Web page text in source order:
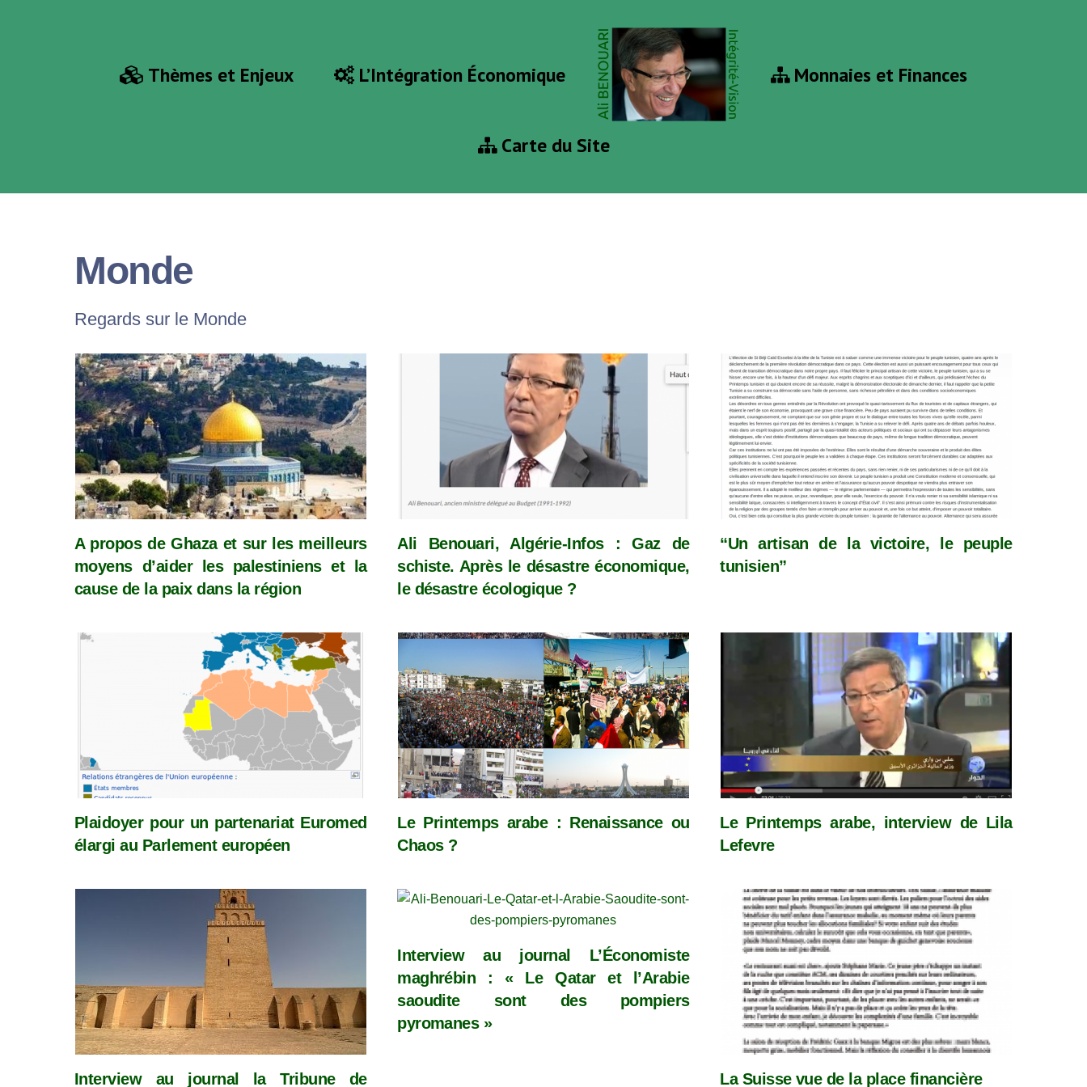
Thèmes et Enjeux L’Intégration Économique Monnaies et Finances
Carte du Site
Monde
Regards sur le Monde
A propos de Ghaza et sur les meilleurs
moyens d’aider les palestiniens et la
cause de la paix dans la région
Ali Benouari, Algérie-Infos : Gaz de
schiste. Après le désastre économique,
le désastre écologique ?
“Un artisan de la victoire, le peuple
tunisien”
Plaidoyer pour un partenariat Euromed
élargi au Parlement européen
Le Printemps arabe : Renaissance ou
Chaos ?
Le Printemps arabe, interview de Lila
Lefevre
Interview au journal la Tribune de
Interview au journal L’Économiste
maghrébin : « Le Qatar et l’Arabie
saoudite sont des pompiers
pyromanes »
La Suisse vue de la place financière